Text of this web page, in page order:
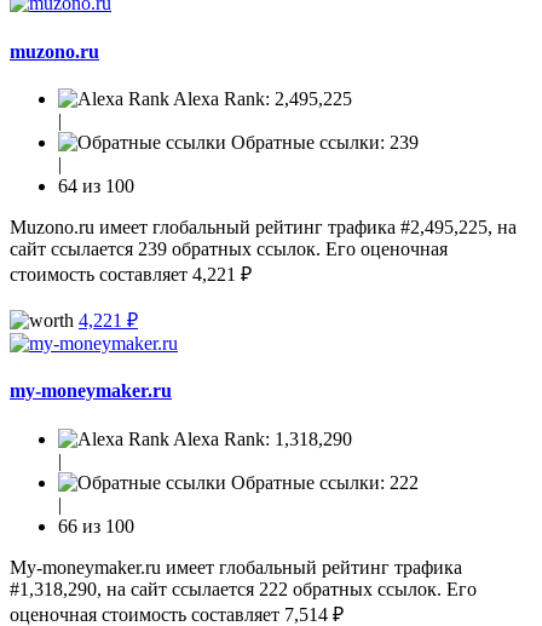
muzono.ru
Alexa Rank: 2,495,225
|
Обратные ссылки: 239
|
64 из 100
Muzono.ru имеет глобальный рейтинг трафика #2,495,225, на
сайт ссылается 239 обратных ссылок. Его оценочная
стоимость составляет 4,221 ₽
4,221 ₽
my-moneymaker.ru
Alexa Rank: 1,318,290
|
Обратные ссылки: 222
|
66 из 100
My-moneymaker.ru имеет глобальный рейтинг трафика
#1,318,290, на сайт ссылается 222 обратных ссылок. Его
оценочная стоимость составляет 7,514 ₽